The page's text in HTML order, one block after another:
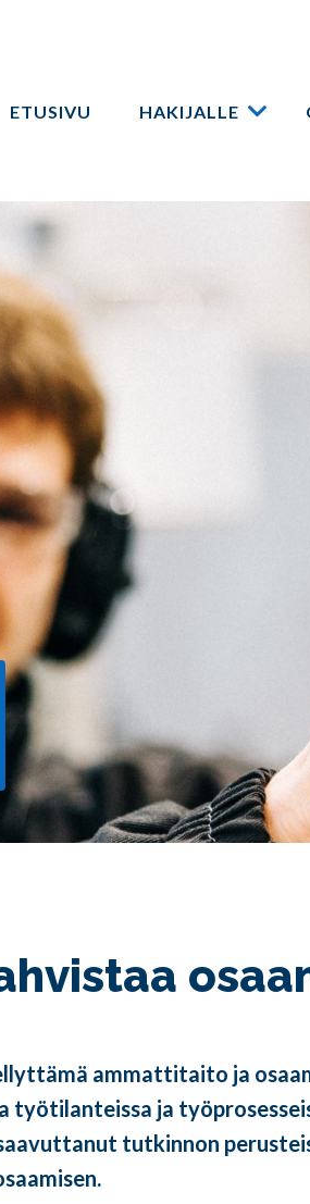
ETUSIVU HAKIJALLE Avaa
ammattitaito ja
työtilanteissa ja
tutkinnon